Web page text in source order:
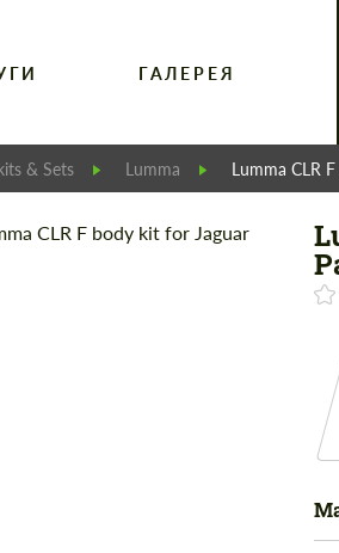
ГАЛЕРЕЯ
& Sets Lumma Lumma CLR